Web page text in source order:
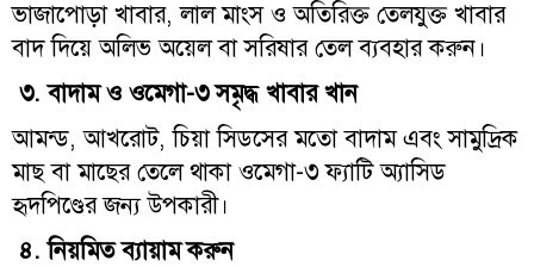
ভাজাপোড়া খাবার, লাল মাংস ও অতিরিক্ত তেলযুক্ত খাবার
বাদ দিয়ে অলিভ অয়েল বা সরিষার তেল ব্যবহার করুন।
৩. বাদাম ও ওমেগা-৩ সমৃদ্ধ খাবার খান
আমন্ড, আখরোট, চিয়া সিডসের মতো বাদাম এবং সামুদ্রিক
মাছ বা মাছের তেলে থাকা ওমেগা-৩ ফ্যাটি অ্যাসিড
হৃদপিণ্ডের জন্য উপকারী।
৪. নিয়মিত ব্যায়াম করুন